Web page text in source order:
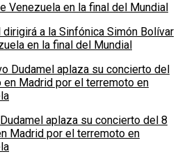
dirigirá a la Sinfónica Simón Bolívar
en la final del Mundial
aplaza su concierto del 8
Madrid por el terremoto en